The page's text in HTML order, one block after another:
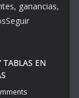
ganancias,
TABLAS EN